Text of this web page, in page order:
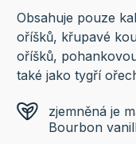
Obsahuje pouze
oříšků, křupavé
oříšků,
také jako tygří
zjemněná je
Bourbon